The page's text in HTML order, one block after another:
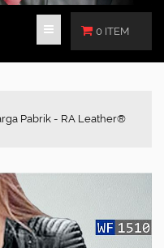
0 ITEM
Pabrik - RA Leather®